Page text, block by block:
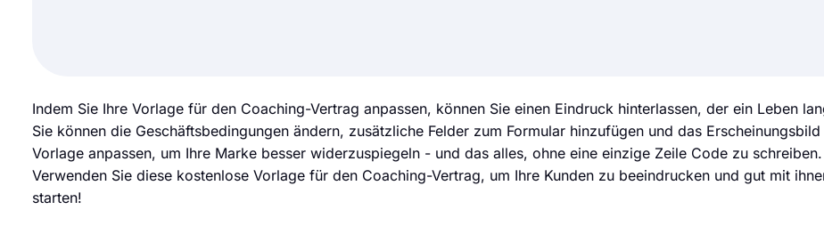
Indem Sie Ihre Vorlage für den Coaching-Vertrag anpassen, können Sie einen Eindruck hinterlassen, der ein Leben
Sie können die Geschäftsbedingungen ändern, zusätzliche Felder zum Formular hinzufügen und das
Vorlage anpassen, um Ihre Marke besser widerzuspiegeln - und das alles, ohne eine einzige Zeile Code zu schreiben.
Verwenden Sie diese kostenlose Vorlage für den Coaching-Vertrag, um Ihre Kunden zu beeindrucken und gut mit
starten!